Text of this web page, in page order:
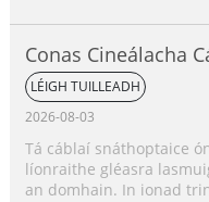
Conas Cineálacha
Roghnú?
LÉIGH TUILLEADH
2026-08-03
Tá cáblaí snáthoptaice
líonraithe gléasra
an domhain. In ionad